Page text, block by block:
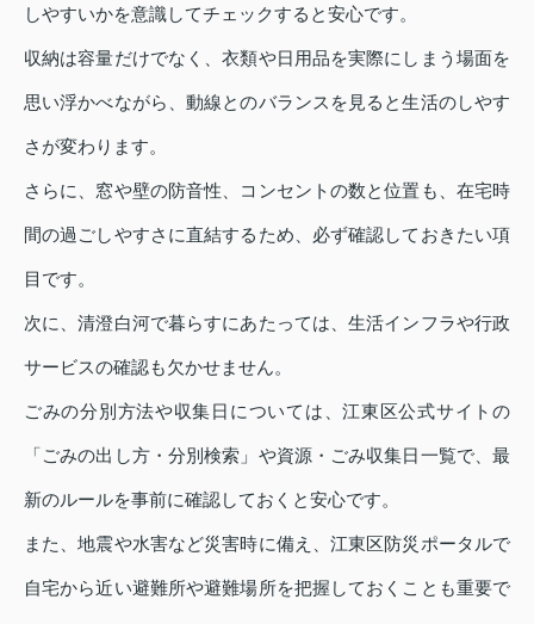
しやすいかを意識してチェックすると安心です。
収納は容量だけでなく、衣類や日用品を実際にしまう場面を
思い浮かべながら、動線とのバランスを見ると生活のしやす
さが変わります。
さらに、窓や壁の防音性、コンセントの数と位置も、在宅時
間の過ごしやすさに直結するため、必ず確認しておきたい項
目です。
次に、清澄白河で暮らすにあたっては、生活インフラや行政
サービスの確認も欠かせません。
ごみの分別方法や収集日については、江東区公式サイトの
「ごみの出し方・分別検索」や資源・ごみ収集日一覧で、最
新のルールを事前に確認しておくと安心です。
また、地震や水害など災害時に備え、江東区防災ポータルで
自宅から近い避難所や避難場所を把握しておくことも重要で